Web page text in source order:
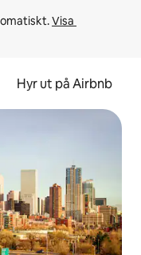
Visa
Hyr ut på Airbnb